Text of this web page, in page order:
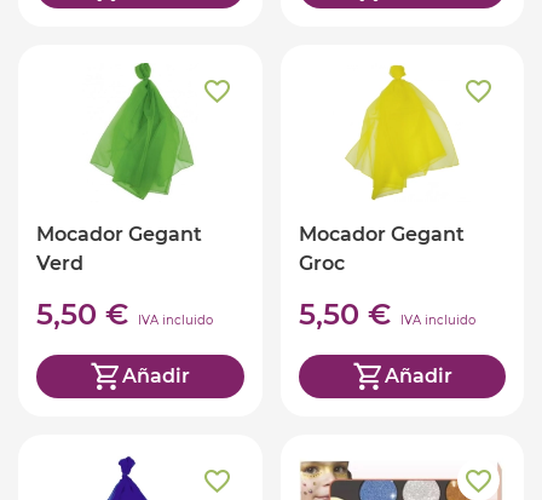
Mocador Gegant
Verd
5,50 € IVA incluido
Añadir
Mocador Gegant
Groc
5,50 € IVA incluido
Añadir